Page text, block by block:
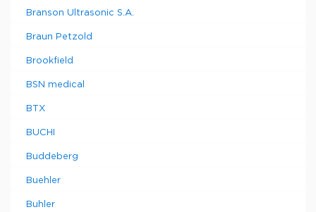
Branson Ultrasonic S.A.
Braun Petzold
Brookfield
BSN medical
BTX
BUCHI
Buddeberg
Buehler
Buhler